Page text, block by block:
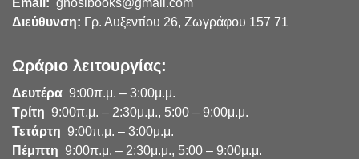
Email: gnosibooks@gmail.com
Διεύθυνση: Γρ. Αυξεντίου 26, Ζωγράφου 157 71
Ωράριο λειτουργίας:
Δευτέρα 9:00π.μ. – 3:00μ.μ.
Τρίτη 9:00π.μ. – 2:30μ.μ., 5:00 – 9:00μ.μ.
Τετάρτη 9:00π.μ. – 3:00μ.μ.
Πέμπτη 9:00π.μ. – 2:30μ.μ., 5:00 – 9:00μ.μ.